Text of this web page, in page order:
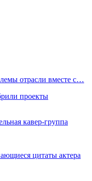
отрасли вместе с…
проекты
кавер-группа
цитаты актера